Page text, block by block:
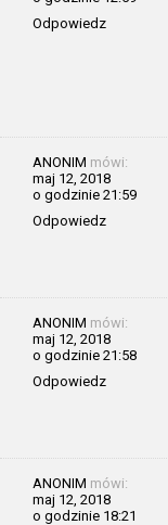
Odpowiedz
ANONIM mówi:
maj 12, 2018
o godzinie 21:59
Odpowiedz
ANONIM mówi:
maj 12, 2018
o godzinie 21:58
Odpowiedz
ANONIM mówi:
maj 12, 2018
o godzinie 18:21